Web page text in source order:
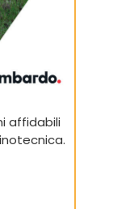
affidabili